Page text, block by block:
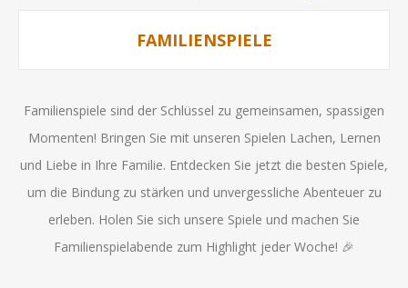
FAMILIENSPIELE
Familienspiele sind der Schlüssel zu gemeinsamen, spassigen
Momenten! Bringen Sie mit unseren Spielen Lachen, Lernen
und Liebe in Ihre Familie. Entdecken Sie jetzt die besten Spiele,
um die Bindung zu stärken und unvergessliche Abenteuer zu
erleben. Holen Sie sich unsere Spiele und machen Sie
Familienspielabende zum Highlight jeder Woche! 🎉